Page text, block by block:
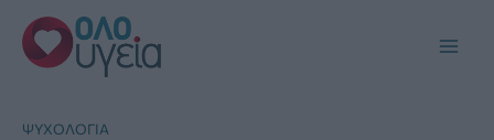
Μετάβαση
στο
περιεχόμενο
ΨΥΧΟΛΟΓΊΑ